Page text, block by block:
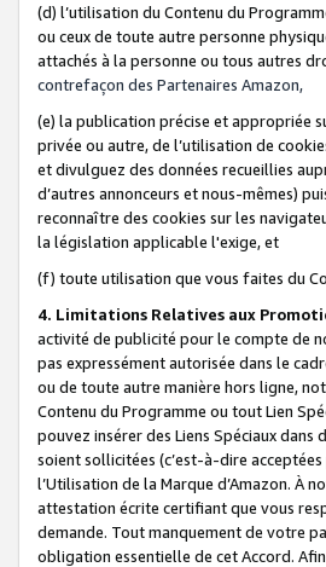
(d) l’utilisation du Contenu du
ou ceux de toute autre personne
attachés à la personne ou tous autres
contrefaçon des Partenaires Amazon,
(e) la publication précise et appropriée
privée ou autre, de l’utilisation de
et divulguez des données recueillies
d’autres annonceurs et nous-mêmes)
reconnaître des cookies sur les
la législation applicable l'exige, et
(f) toute utilisation que vous faites du
4. Limitations Relatives aux
activité de publicité pour le compte de
pas expressément autorisée dans le
ou de toute autre manière hors ligne,
Contenu du Programme ou tout Lien
pouvez insérer des Liens Spéciaux
soient sollicitées (c’est-à-dire
l’Utilisation de la Marque d’Amazon. À
attestation écrite certifiant que vous
demande. Tout manquement de votre
obligation essentielle de cet Accord.